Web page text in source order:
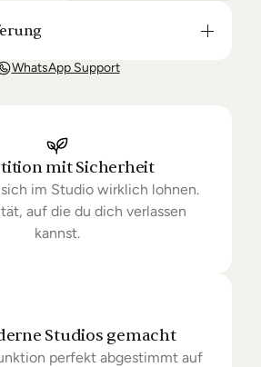
ist in der Regel in 3-8 Tagen bei
um einige Tage
WhatsApp Support
mit Sicherheit
im Studio wirklich lohnen.
auf die du dich verlassen
kannst.
Studios gemacht
perfekt abgestimmt auf